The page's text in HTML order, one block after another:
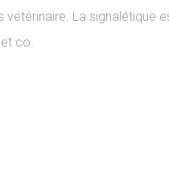
La signalétique
co.